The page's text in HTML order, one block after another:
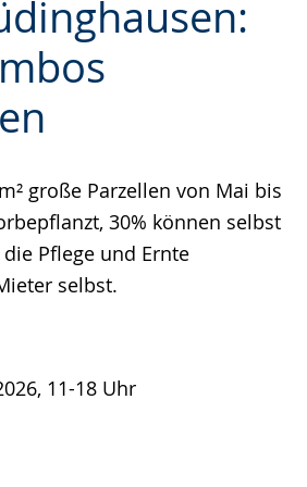
große Parzellen von Mai bis
30% können selbst
Pflege und Ernte
selbst.
11-18 Uhr